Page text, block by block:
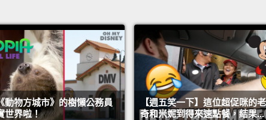
you
give
in a
動物方城市》的樹懶公務員
世界啦！
【週五笑一下】這位超促咪的
奇和米妮到得來速點餐，結果...